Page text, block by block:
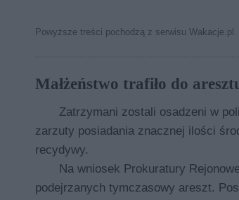
Powyższe treści pochodzą z serwisu Wakacje.pl.
Małżeństwo trafiło do
Zatrzymani zostali osadzeni w
zarzuty posiadania znacznej ilości
recydywy.
Na wniosek Prokuratury
podejrzanych tymczasowy areszt.